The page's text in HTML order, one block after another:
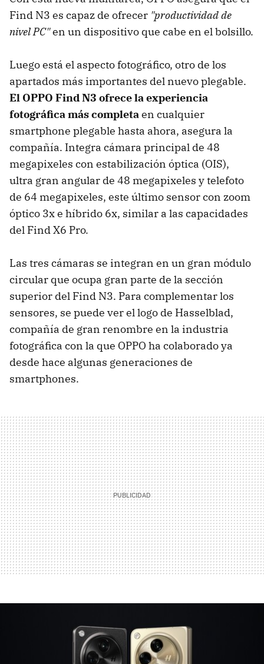
Find N3 es capaz de ofrecer "productividad de
nivel PC"en un dispositivo que cabe en el bolsillo.
Luego está el aspecto fotográfico, otro de los
apartados más importantes del nuevo plegable.
El OPPO Find N3 ofrece la experiencia
fotográfica más completa en cualquier
smartphone plegable hasta ahora, asegura la
compañía. Integra cámara principal de 48
megapixeles con estabilización óptica (OIS),
ultra gran angular de 48 megapixeles y telefoto
de 64 megapixeles, este último sensor con zoom
óptico 3x e híbrido 6x, similar a las capacidades
del Find X6 Pro.
Las tres cámaras se integran en un gran módulo
circular que ocupa gran parte de la sección
superior del Find N3. Para complementar los
sensores, se puede ver el logo de Hasselblad,
compañía de gran renombre en la industria
fotográfica con la que OPPO ha colaborado ya
desde hace algunas generaciones de
smartphones.